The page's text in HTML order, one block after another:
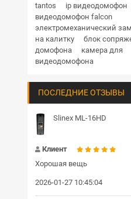
tantos
ip видеодомофон
видеодомофон falcon
электромеханический
на калитку
блок
домофона
камера для
видеодомофона
ПОСЛЕДНИЕ ОТЗЫВЫ
Slinex ML-16HD
Клиент
Хорошая вещь
2026-01-27 10:45:04